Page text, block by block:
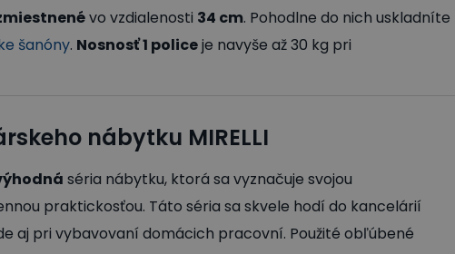
vo vzdialenosti 34 cm. Pohodlne do nich uskladníte
šanóny. Nosnosť 1 policeje navyše až 30 kg pri
nábytku MIRELLI
séria nábytku, ktorá sa vyznačuje svojou
praktickosťou. Táto séria sa skvele hodí do kancelárií
aj pri vybavovaní domácich pracovní. Použité obľúbené